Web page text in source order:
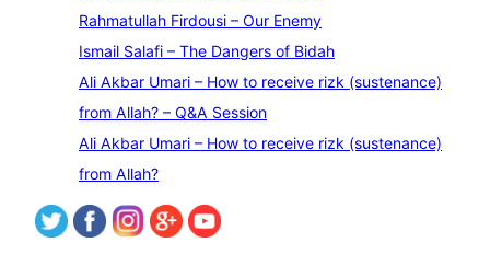
Rahmatullah Firdousi – Our Enemy
Ismail Salafi – The Dangers of Bidah
Ali Akbar Umari – How to receive rizk (sustenance)
from Allah? – Q&A Session
Ali Akbar Umari – How to receive rizk (sustenance)
from Allah?